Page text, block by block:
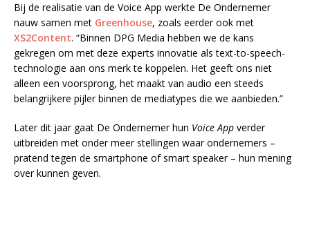
Bij de realisatie van de Voice App werkte De Ondernemer
nauw samen met Greenhouse, zoals eerder ook met
XS2Content. “Binnen DPG Media hebben we de kans
gekregen om met deze experts innovatie als text-to-speech-
technologie aan ons merk te koppelen. Het geeft ons niet
alleen een voorsprong, het maakt van audio een steeds
belangrijkere pijler binnen de mediatypes die we aanbieden.”
Later dit jaar gaat De Ondernemer hun Voice App verder
uitbreiden met onder meer stellingen waar ondernemers –
pratend tegen de smartphone of smart speaker – hun mening
over kunnen geven.